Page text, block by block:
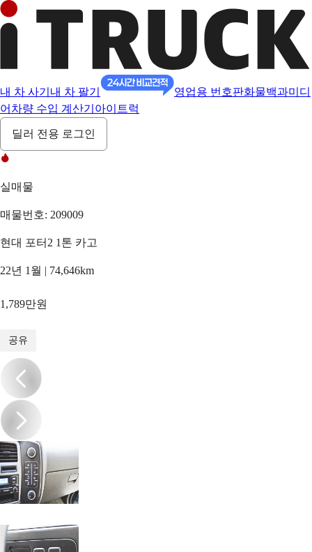
내 차 사기 내 차 팔기 영업용 번호판화물백과미디
어 차량 수입 계산기 아이트럭
딜러 전용 로그인
실매물
매물번호: 209009
현대 포터2 1톤 카고
22년 1월 | 74,646km
1,789만원
공유
/20